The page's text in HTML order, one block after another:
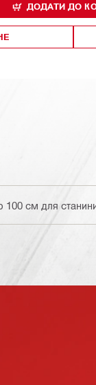
ДОДАТИ ДО
см для